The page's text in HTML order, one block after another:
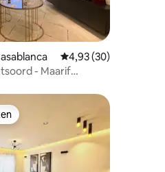
op 5, 47 recensies
Gemiddelde
4,93 (30)
- Maarif